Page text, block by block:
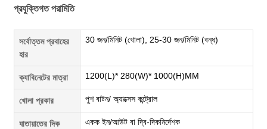
প্রযুক্তিগত পরামিতি
সর্বোত্তম প্রবাহের
হার
30 জন/মিনিট (খোলা), 25-30 জন/মিনিট (বন্ধ)
ক্যাবিনেটের মাত্রা 1200(L)* 280(W)* 1000(H)MM
খোলা প্রকার পুশ বাটন/ অ্যাক্সেস কন্ট্রোল
যাতায়াতের দিক একক ইন/আউট বা দ্বি-দিকনির্দেশক